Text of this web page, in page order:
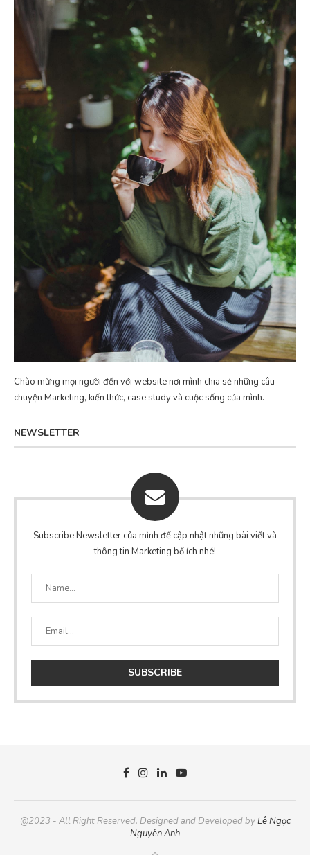
Chào mừng mọi người đến với website nơi mình chia sẻ những câu
chuyện Marketing, kiến thức, case study và cuộc sống của mình.
NEWSLETTER
Subscribe Newsletter của mình để cập nhật những bài viết và
thông tin Marketing bổ ích nhé!
@2023 - All Right Reserved. Designed and Developed byLê Ngọc
Nguyên Anh